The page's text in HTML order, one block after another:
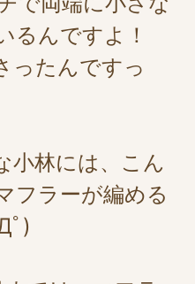
るんですよ！
ったんですっ
小林には、こん
フラーが編める
ﾟ)